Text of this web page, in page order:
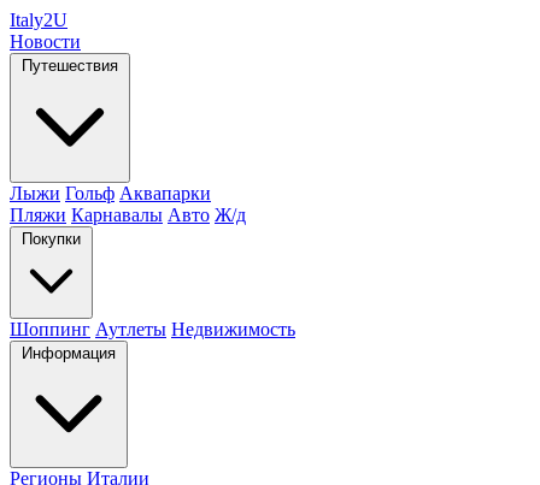
Italy2U
Новости
Путешествия
Лыжи Гольф Аквапарки
Пляжи Карнавалы Авто Ж/д
Покупки
Шоппинг Аутлеты Недвижимость
Информация
Регионы Италии